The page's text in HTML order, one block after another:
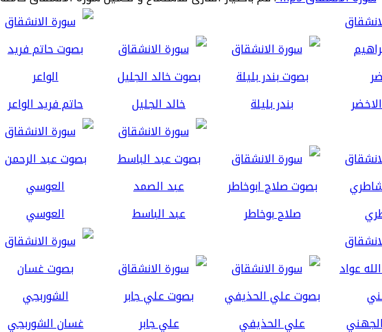
بندر بليلة خالد الجليل حاتم فريد الواعر
صلاح بوخاطر عبد الباسط العوسي
علي الحذيفي علي جابر غسان الشوربجي